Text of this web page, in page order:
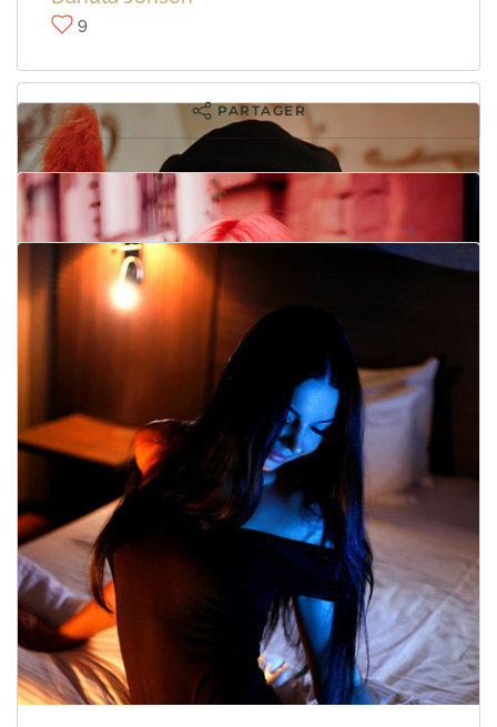
Sofie Wattmann
10
9
PARTAGER
Ilona Francois
8